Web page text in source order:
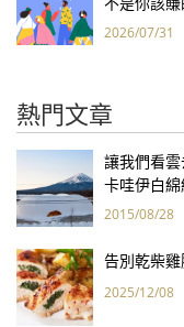
2026/07/31
熱門文章
讓我們看
卡哇伊白
2015/08/28
告別乾柴
2025/12/08